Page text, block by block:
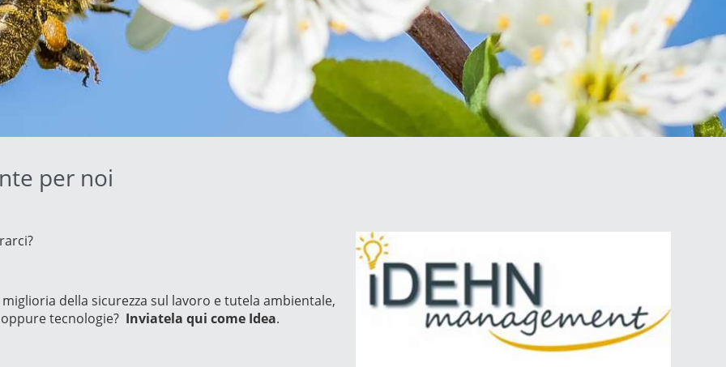
Norway
Polonia
Portogallo
Romania
Slovacchia
Slovenia
Svezia
Svizzera
Ucraina
per noi
della sicurezza sul lavoro e tutela ambientale,
tecnologie? Inviatela qui come Idea.